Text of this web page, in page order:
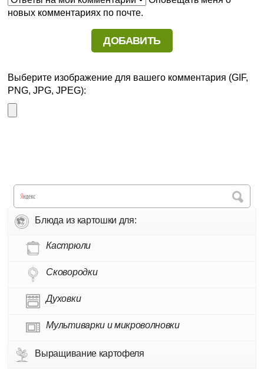
новых комментариях по почте.
Выберите изображение для вашего комментария (GIF,
PNG, JPG, JPEG):
Блюда из картошки для:
Кастрюли
Сковородки
Духовки
Мультиварки и микроволновки
Выращивание картофеля